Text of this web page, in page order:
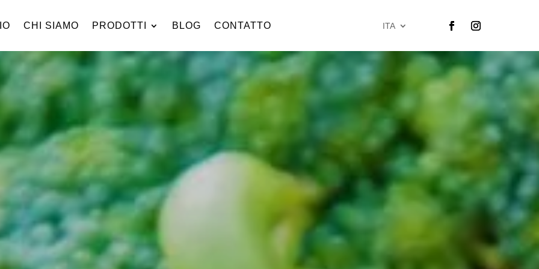
CHI SIAMO PRODOTTI BLOG CONTATTO ITA